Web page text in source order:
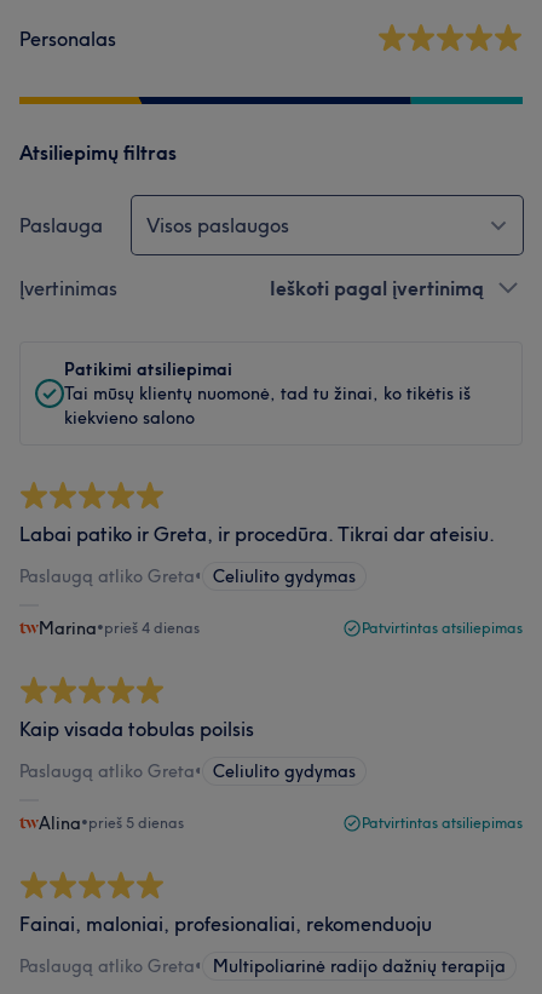
Personalas
Atsiliepimų filtras
Paslauga Visos paslaugos
Įvertinimas Ieškoti pagal įvertinimą
Patikimi atsiliepimai
Tai mūsų klientų nuomonė, tad tu žinai, ko tikėtis iš
kiekvieno salono
Labai patiko ir Greta, ir procedūra. Tikrai dar ateisiu.
Paslaugą atliko Greta• Celiulito gydymas
Marina•prieš 4 dienas Patvirtintas atsiliepimas
Kaip visada tobulas poilsis
Paslaugą atliko Greta• Celiulito gydymas
Alina•prieš 5 dienas Patvirtintas atsiliepimas
Fainai, maloniai, profesionaliai, rekomenduoju
Paslaugą atliko Greta• Multipoliarinė radijo dažnių terapija